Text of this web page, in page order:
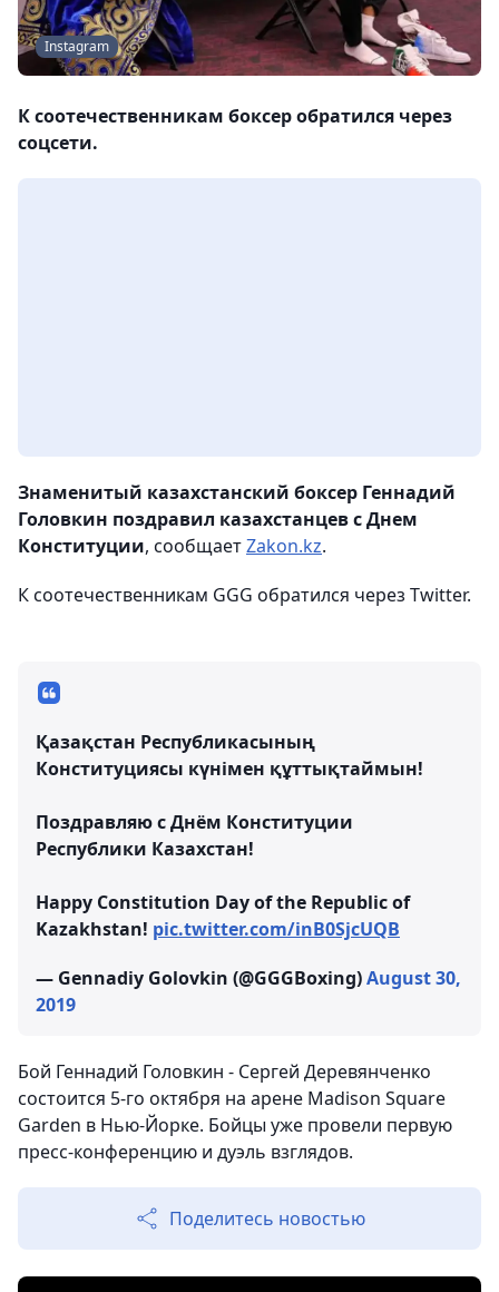
Instagram
К соотечественникам боксер обратился через
соцсети.
Знаменитый казахстанский боксер Геннадий
Головкин поздравил казахстанцев с Днем
Конституции, сообщаетZakon.kz.
К соотечественникам GGG обратился через Twitter.
Қазақстан Республикасының
Конституциясы күнімен құттықтаймын!
Поздравляю с Днём Конституции
Республики Казахстан!
Happy Constitution Day of the Republic of
Kazakhstan! pic.twitter.com/inB0SjcUQB
— Gennadiy Golovkin (@GGGBoxing)August 30,
2019
Бой Геннадий Головкин - Сергей Деревянченко
состоится 5-го октября на арене Madison Square
Garden в Нью-Йорке. Бойцы уже провели первую
пресс-конференцию и дуэль взглядов.
Поделитесь новостью